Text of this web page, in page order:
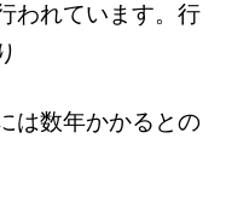
われています。行
は数年かかるとの